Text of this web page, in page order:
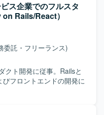
ス企業でのフルスタ
Rails/React）
委託・フリーランス)
クト開発に従事。Railsと
フロントエンドの開発に